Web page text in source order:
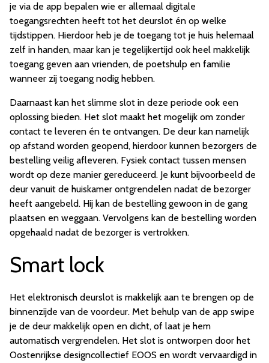
je via de app bepalen wie er allemaal digitale
toegangsrechten heeft tot het deurslot én op welke
tijdstippen. Hierdoor heb je de toegang tot je huis helemaal
zelf in handen, maar kan je tegelijkertijd ook heel makkelijk
toegang geven aan vrienden, de poetshulp en familie
wanneer zij toegang nodig hebben.
Daarnaast kan het slimme slot in deze periode ook een
oplossing bieden. Het slot maakt het mogelijk om zonder
contact te leveren én te ontvangen. De deur kan namelijk
op afstand worden geopend, hierdoor kunnen bezorgers de
bestelling veilig afleveren. Fysiek contact tussen mensen
wordt op deze manier gereduceerd. Je kunt bijvoorbeeld de
deur vanuit de huiskamer ontgrendelen nadat de bezorger
heeft aangebeld. Hij kan de bestelling gewoon in de gang
plaatsen en weggaan. Vervolgens kan de bestelling worden
opgehaald nadat de bezorger is vertrokken.
Smart lock
Het elektronisch deurslot is makkelijk aan te brengen op de
binnenzijde van de voordeur. Met behulp van de app swipe
je de deur makkelijk open en dicht, of laat je hem
automatisch vergrendelen. Het slot is ontworpen door het
Oostenrijkse designcollectief EOOS en wordt vervaardigd in